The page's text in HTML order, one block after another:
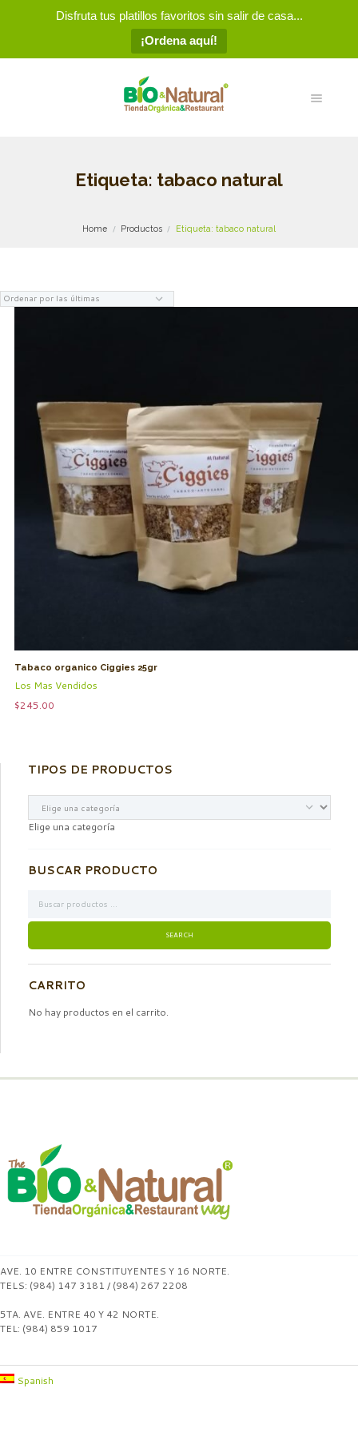
Disfruta tus platillos favoritos sin salir de casa...
¡Ordena aquí!
Etiqueta: tabaco natural
Home Productos Etiqueta: tabaco natural
Tabaco organico Ciggies 25gr
Los Mas Vendidos
$245.00
TIPOS DE PRODUCTOS
Elige una categoría
BUSCAR PRODUCTO
CARRITO
No hay productos en el carrito.
AVE. 10 ENTRE CONSTITUYENTES Y 16 NORTE.
TELS: (984) 147 3181 / (984) 267 2208
5TA. AVE. ENTRE 40 Y 42 NORTE.
TEL: (984) 859 1017
Spanish